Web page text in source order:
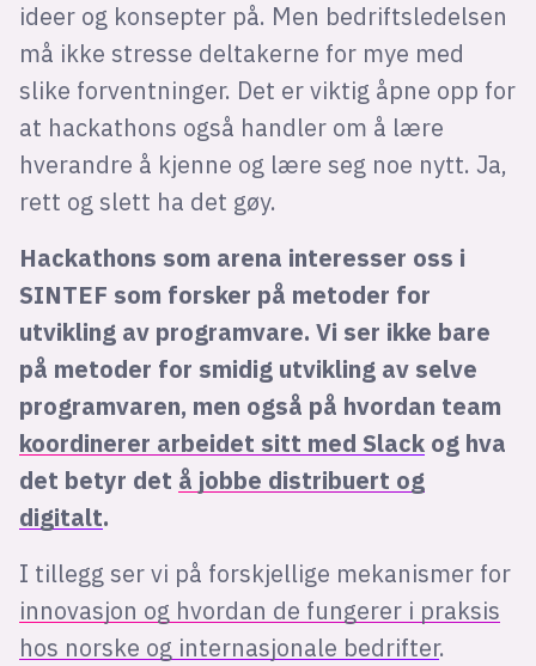
ideer og konsepter på. Men bedriftsledelsen
må ikke stresse deltakerne for mye med
slike forventninger. Det er viktig åpne opp for
at hackathons også handler om å lære
hverandre å kjenne og lære seg noe nytt. Ja,
rett og slett ha det gøy.
Hackathons som arena interesser oss i
SINTEF som forsker på metoder for
utvikling av programvare. Vi ser ikke bare
på metoder for smidig utvikling av selve
programvaren, men også på hvordan team
koordinerer arbeidet sitt med Slackog hva
det betyr det å jobbe distribuert og
digitalt.
I tillegg ser vi på forskjellige mekanismer for
innovasjon og hvordan de fungerer i praksis
hos norske og internasjonale bedrifter.